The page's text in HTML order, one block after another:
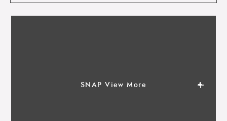
SNAP View More